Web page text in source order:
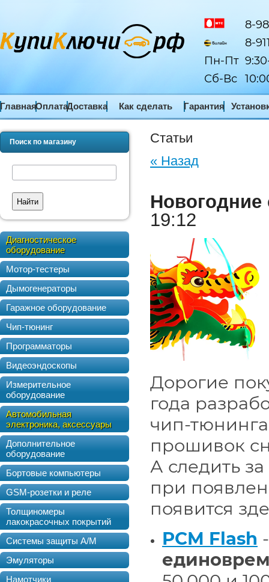
ГлавнаяОплатаДоставка Как сделать Гарантия
8-
8-
Пн-Пт
Сб-Вс
Поиск по магазину
Найти
Диагностическое
оборудование
Мотор-тестеры
Дымогенераторы
Гаражное оборудование
Чип-тюнинг
Программаторы
Видеоэндоскопы
Измерительное
оборудование
Автомобильная
электроника, аксессуары
Дополнительное
оборудование
Бортовые компьютеры
GSM-розетки и реле
Толщиномеры
лакокрасочных покрытий
Системы защиты А/М
Эмуляторы
Намотчики
Статьи
« Назад
19:12
Дорогие
года
чип-
прошивок
А следить
при
появится
PCM Flash